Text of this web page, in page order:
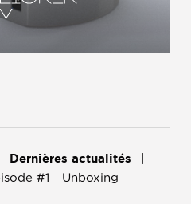
Dernières actualités
#1 - Unboxing